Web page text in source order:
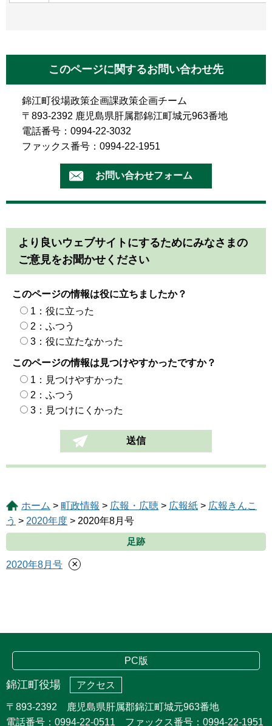
このページに関するお問い合わせ先
錦江町役場政策企画課政策企画チーム
〒893-2392 鹿児島県肝属郡錦江町城元963番地
電話番号：0994-22-3032
ファックス番号：0994-22-1951
より良いウェブサイトにするためにみなさまの
ご意見をお聞かせください
このページの情報は役に立ちましたか？
1：役に立った
2：ふつう
3：役に立たなかった
このページの情報は見つけやすかったですか？
1：見つけやすかった
2：ふつう
3：見つけにくかった
ホーム > 町政情報 > 広報・広聴 > 広報紙 > 広報きんこ
う > 2020年度 > 2020年8月号
足跡
2020年8月号 ×
PC版
錦江町役場 アクセス
〒893-2392 鹿児島県肝属郡錦江町城元963番地
電話番号：0994-22-0511 ファックス番号：0994-22-1951